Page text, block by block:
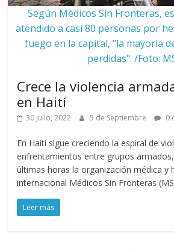
Según Médicos Sin Fronteras,
atendido a casi 80 personas por
fuego en la capital, "la mayoría
perdidas". /Foto:
Crece la violencia
en Haití
30 julio, 2022 5 de Septiembre 0
En Haití sigue creciendo la espiral de
enfrentamientos entre grupos
últimas horas la organización médica y
internacional Médicos Sin Fronteras
Leer más